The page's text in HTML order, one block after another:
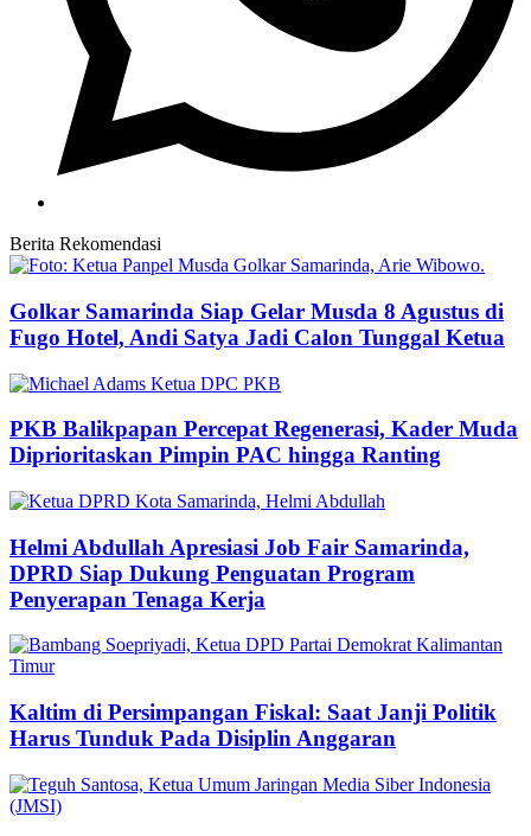
Berita Rekomendasi
Golkar Samarinda Siap Gelar Musda 8 Agustus di
Fugo Hotel, Andi Satya Jadi Calon Tunggal Ketua
PKB Balikpapan Percepat Regenerasi, Kader Muda
Diprioritaskan Pimpin PAC hingga Ranting
Helmi Abdullah Apresiasi Job Fair Samarinda,
DPRD Siap Dukung Penguatan Program
Penyerapan Tenaga Kerja
Kaltim di Persimpangan Fiskal: Saat Janji Politik
Harus Tunduk Pada Disiplin Anggaran